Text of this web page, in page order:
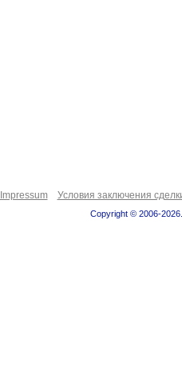
Impressum Условия заключения
Copyright © 2006-